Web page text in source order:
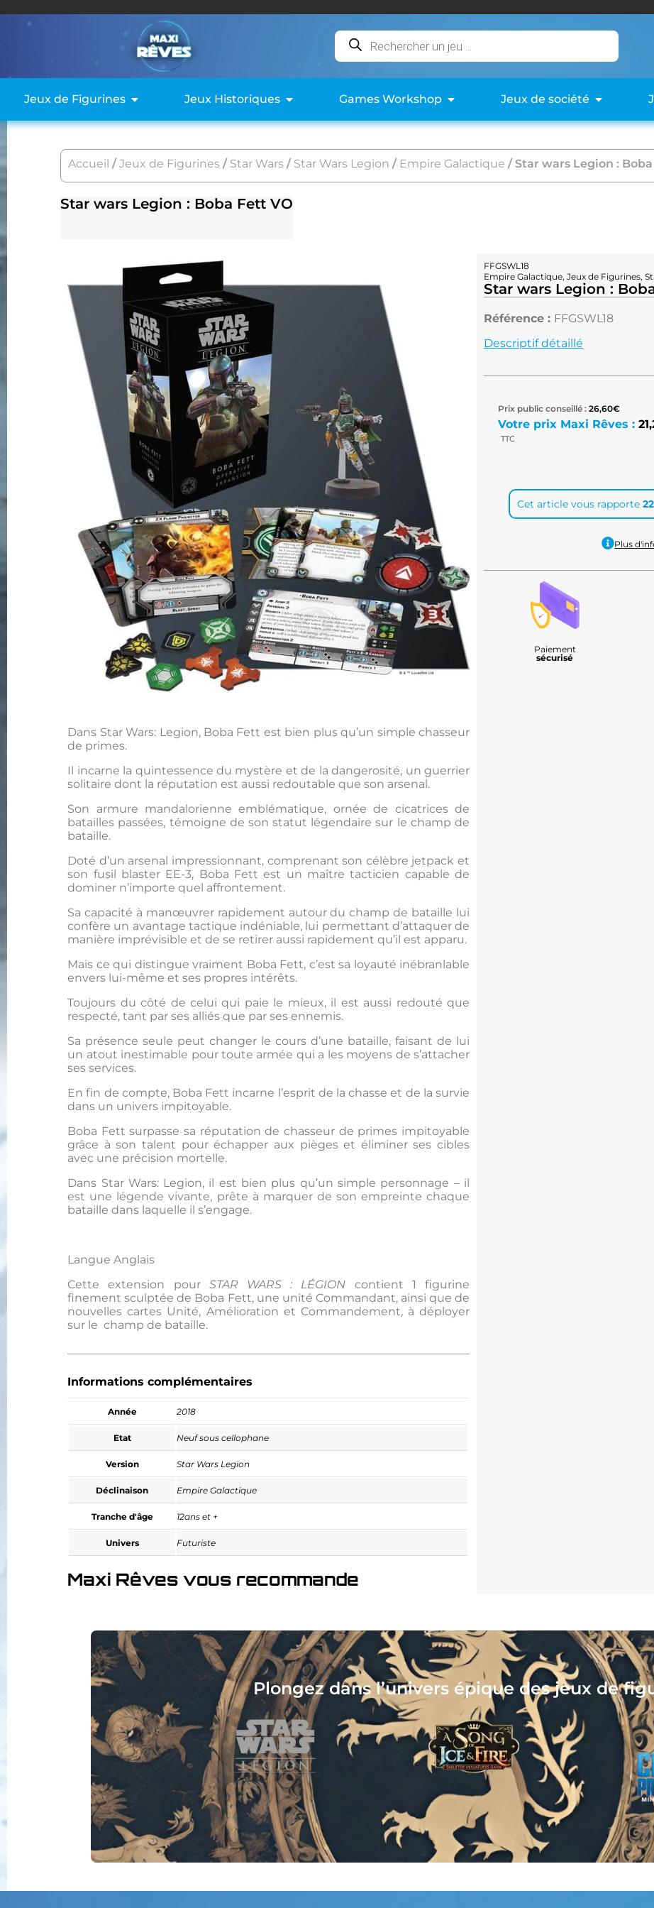
Jeux de Figurines Jeux Historiques Games Workshop Jeux de société
Accueil /Jeux de Figurines / Star Wars / Star Wars Legion / Empire Galactique / Star wars Legion :
Star wars Legion : Boba Fett VO
Dans Star Wars: Legion, Boba Fett est bien plus qu’un simple chasseur
de primes.
Il incarne la quintessence du mystère et de la dangerosité, un guerrier
solitaire dont la réputation est aussi redoutable que son arsenal.
Son armure mandalorienne emblématique, ornée de cicatrices de
batailles passées, témoigne de son statut légendaire sur le champ de
bataille.
Doté d’un arsenal impressionnant, comprenant son célèbre jetpack et
son fusil blaster EE-3, Boba Fett est un maître tacticien capable de
dominer n’importe quel affrontement.
Sa capacité à manœuvrer rapidement autour du champ de bataille lui
confère un avantage tactique indéniable, lui permettant d’attaquer de
manière imprévisible et de se retirer aussi rapidement qu’il est apparu.
Mais ce qui distingue vraiment Boba Fett, c’est sa loyauté inébranlable
envers lui-même et ses propres intérêts.
Toujours du côté de celui qui paie le mieux, il est aussi redouté que
respecté, tant par ses alliés que par ses ennemis.
Sa présence seule peut changer le cours d’une bataille, faisant de lui
un atout inestimable pour toute armée qui a les moyens de s’attacher
ses services.
En fin de compte, Boba Fett incarne l’esprit de la chasse et de la survie
dans un univers impitoyable.
Boba Fett surpasse sa réputation de chasseur de primes impitoyable
grâce à son talent pour échapper aux pièges et éliminer ses cibles
avec une précision mortelle.
Dans Star Wars: Legion, il est bien plus qu’un simple personnage – il
est une légende vivante, prête à marquer de son empreinte chaque
bataille dans laquelle il s’engage.
Langue Anglais
Cette extension pour STAR WARS : LÉGION contient 1 figurine
finement sculptée de Boba Fett, une unité Commandant, ainsi que de
nouvelles cartes Unité, Amélioration et Commandement, à déployer
sur le champ de bataille.
Informations complémentaires
Année 2018
Etat Neuf sous cellophane
Version Star Wars Legion
Déclinaison Empire Galactique
Tranche d'âge 12ans et +
Univers Futuriste
Maxi Rêves vous recommande
FFGSWL18
Empire Galactique, Jeux de Figurines,
Star wars Legion :
Référence : FFGSWL18
Descriptif détaillé
Prix public conseillé : 26,60€
Votre prix Maxi Rêves :
TTC
Cet article vous rapporte 22
Plus
Paiement
sécurisé
Collectionnez, assemblez, peignez,
votre nouveau hobby vous